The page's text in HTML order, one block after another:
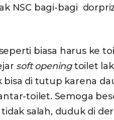
NSC bagi-bagi
biasa harus ke
soft openingtoilet
bisa di tutup karena
toilet. Semoga
salah, duduk di